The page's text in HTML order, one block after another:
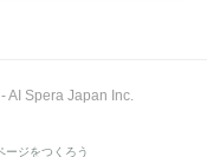
AI Spera Japan Inc.
ージをつくろう